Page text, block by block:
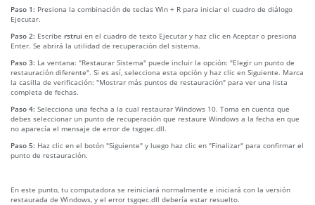
Paso 1: Presiona la combinación de teclas Win + R para iniciar el cuadro de diálogo
Ejecutar.
Paso 2: Escribe rstrui en el cuadro de texto Ejecutar y haz clic en Aceptar o presiona
Enter. Se abrirá la utilidad de recuperación del sistema.
Paso 3: La ventana: "Restaurar Sistema" puede incluir la opción: "Elegir un punto de
restauración diferente". Si es así, selecciona esta opción y haz clic en Siguiente. Marca
la casilla de verificación: "Mostrar más puntos de restauración" para ver una lista
completa de fechas.
Paso 4: Selecciona una fecha a la cual restaurar Windows 10. Toma en cuenta que
debes seleccionar un punto de recuperación que restaure Windows a la fecha en que
no aparecía el mensaje de error de tsgqec.dll.
Paso 5: Haz clic en el botón "Siguiente" y luego haz clic en "Finalizar" para confirmar el
punto de restauración.
En este punto, tu computadora se reiniciará normalmente e iniciará con la versión
restaurada de Windows, y el error tsgqec.dll debería estar resuelto.